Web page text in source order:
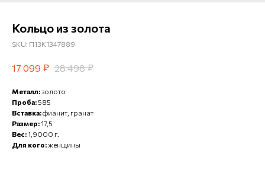
Кольцо из золота
SKU: П13К1347889
17 099 ₽ 28 498 ₽
Металл:золото
Проба:585
Вставка:фианит, гранат
Размер:17,5
Вес:1,9000 г.
Для кого:женщины